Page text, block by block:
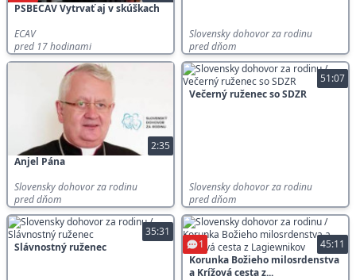
PSBECAV Vytrvať aj v skúškach
ECAV
pred 17 hodinami
Slovensky dohovor za rodinu
pred dňom
2:35
Anjel Pána
Slovensky dohovor za rodinu
pred dňom
51:07
Večerný ruženec so SDZR
Slovensky dohovor za rodinu
pred dňom
35:31
Slávnostný ruženec
45:11
1
Korunka Božieho milosrdenstva
a Krížová cesta z...